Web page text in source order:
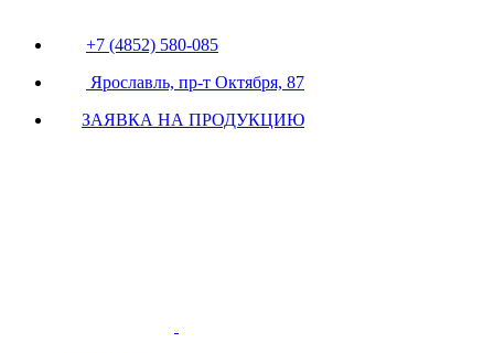
+7 (4852) 580-085
Ярославль, пр-т Октября, 87
ЗАЯВКА НА ПРОДУКЦИЮ